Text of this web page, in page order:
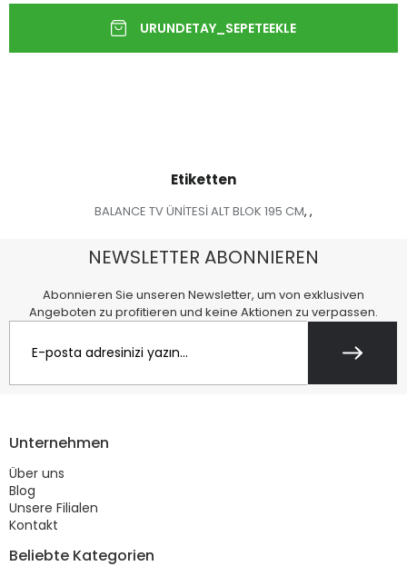
Etiketten
BALANCE TV ÜNİTESİ ALT BLOK 195 CM, ,
NEWSLETTER ABONNIEREN
Abonnieren Sie unseren Newsletter, um von exklusiven
Angeboten zu profitieren und keine Aktionen zu verpassen.
Unternehmen
Über uns
Blog
Unsere Filialen
Kontakt
Beliebte Kategorien